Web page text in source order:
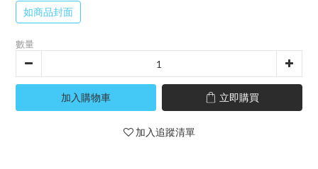
如商品封面
數量
加入購物車 立即購買
加入追蹤清單